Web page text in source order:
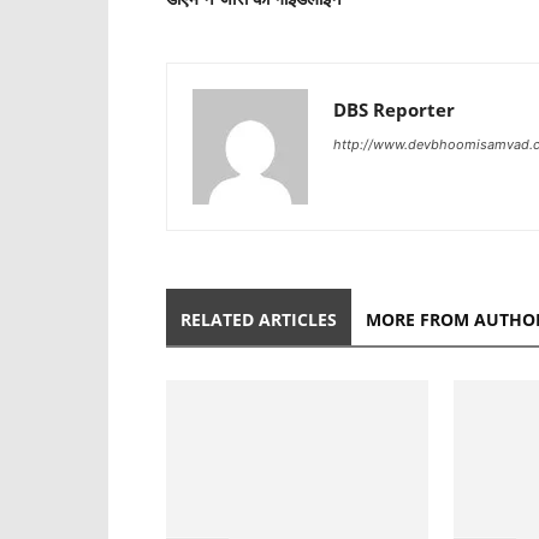
DBS Reporter
http://
RELATED ARTICLES MORE FROM